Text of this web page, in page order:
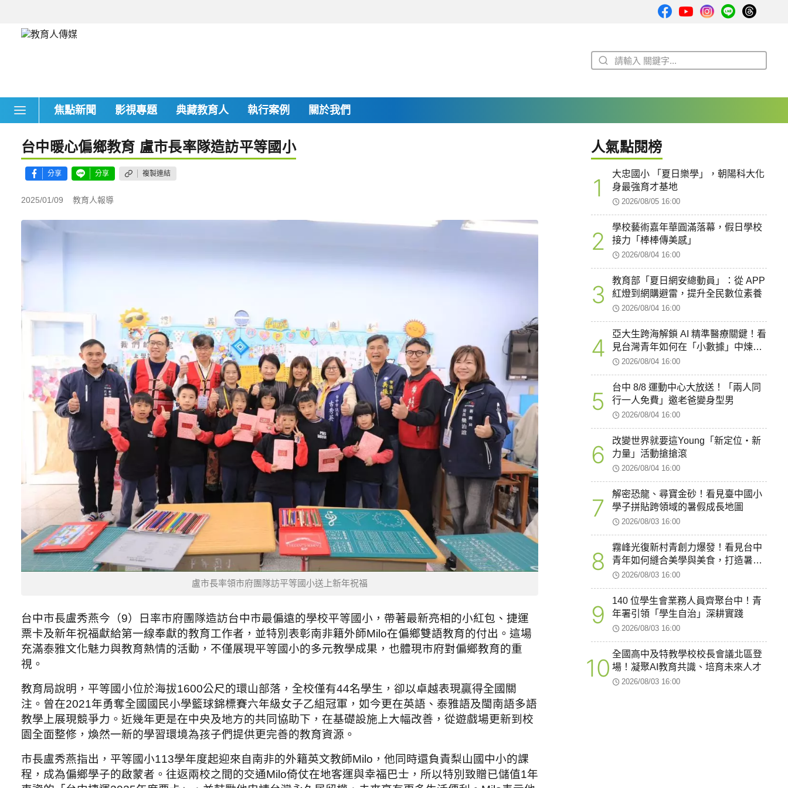
焦點新聞 影視專題 典藏教育人 執行案例 關於我們
台中暖心偏鄉教育 盧市長率隊造訪平等國小
分享 分享 複製連結
2025/01/09 教育人報導
盧市長率領市府團隊訪平等國小送上新年祝福
台中市長盧秀燕今（9）日率市府團隊造訪台中市最偏遠的學校平等國小，帶著最新亮相的小紅包、捷運
票卡及新年祝福獻給第一線奉獻的教育工作者，並特別表彰南非籍外師Milo在偏鄉雙語教育的付出。這場
充滿泰雅文化魅力與教育熱情的活動，不僅展現平等國小的多元教學成果，也體現市府對偏鄉教育的重
視。
教育局說明，平等國小位於海拔1600公尺的環山部落，全校僅有44名學生，卻以卓越表現贏得全國關
注。曾在2021年勇奪全國國民小學籃球錦標賽六年級女子乙組冠軍，如今更在英語、泰雅語及閩南語多語
教學上展現競爭力。近幾年更是在中央及地方的共同協助下，在基礎設施上大幅改善，從遊戲場更新到校
園全面整修，煥然一新的學習環境為孩子們提供更完善的教育資源。
市長盧秀燕指出，平等國小113學年度起迎來自南非的外籍英文教師Milo，他同時還負責梨山國中小的課
程，成為偏鄉學子的啟蒙者。往返兩校之間的交通Milo倚仗在地客運與幸福巴士，所以特別致贈已儲值1年
人氣點閱榜
1
大忠國小 「夏日樂學」，朝陽科大化
身最強育才基地
2026/08/05 16:00
2
學校藝術嘉年華圓滿落幕，假日學校
接力「棒棒傳美感」
2026/08/04 16:00
3
教育部「夏日網安總動員」：從 APP
紅燈到網購避雷，提升全民數位素養
2026/08/04 16:00
4
亞大生跨海解鎖 AI 精準醫療關鍵！看
見台灣青年如何在「小數據」中煉出
智慧醫療新韌性
2026/08/04 16:00
5
台中 8/8 運動中心大放送！「兩人同
行一人免費」邀老爸變身型男
2026/08/04 16:00
6
改變世界就要這Young「新定位・新
力量」活動搶搶滾
2026/08/04 16:00
7
解密恐龍、尋寶金砂！看見臺中國小
學子拼貼跨領域的暑假成長地圖
2026/08/03 16:00
8
霧峰光復新村青創力爆發！看見台中
青年如何縫合美學與美食，打造暑假
最療癒的創業聚落
2026/08/03 16:00
9
140 位學生會業務人員齊聚台中！青
年署引領「學生自治」深耕實踐
2026/08/03 16:00
10 全國高中及特教學校校長會議北區登
場！凝聚AI教育共識、培育未來人才
2026/08/03 16:00